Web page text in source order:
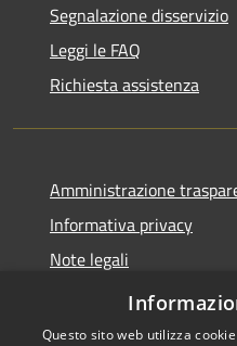
Segnalazione disservizio
Leggi le FAQ
Richiesta assistenza
Amministrazione
Informativa privacy
Note legali
Dichiarazione di
Questo sito web utilizza